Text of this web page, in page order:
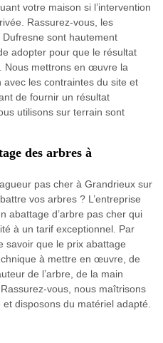
votre maison si l’intervention
Rassurez-vous, les
Dufresne sont hautement
adopter pour que le résultat
Nous mettrons en œuvre la
les contraintes du site et
de fournir un résultat
utilisons sur terrain sont
des arbres à
pas cher à Grandrieux sur
vos arbres ? L’entreprise
abattage d’arbre pas cher qui
à un tarif exceptionnel. Par
savoir que le prix abattage
à mettre en œuvre, de
de l’arbre, de la main
vous, nous maîtrisons
disposons du matériel adapté.